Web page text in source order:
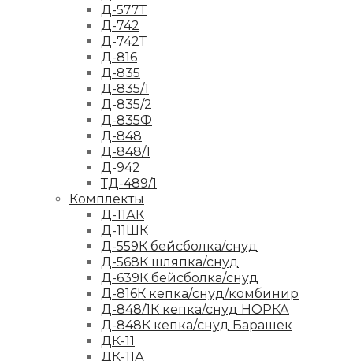
Д-577Т
Д-742
Д-742Т
Д-816
Д-835
Д-835/1
Д-835/2
Д-835Ф
Д-848
Д-848/1
Д-942
ТД-489/1
Комплекты
Д-11АК
Д-11ШК
Д-559К бейсболка/снуд
Д-568К шляпка/снуд
Д-639К бейсболка/снуд
Д-816К кепка/снуд/комбинир
Д-848/1К кепка/снуд НОРКА
Д-848К кепка/снуд Барашек
ДК-11
ДК-11А